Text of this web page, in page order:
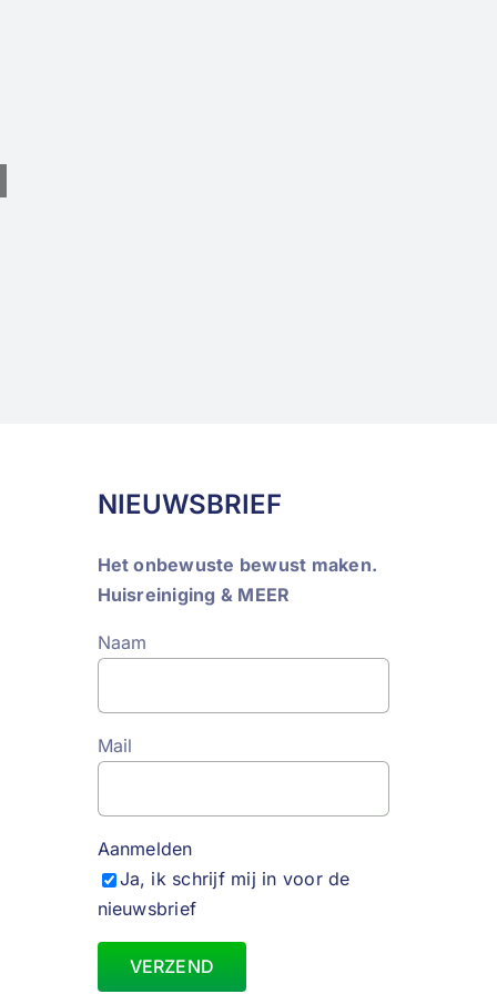
NIEUWSBRIEF
Het onbewuste bewust maken.
Huisreiniging & MEER
Naam
Mail
Aanmelden
Ja, ik schrijf mij in voor de
nieuwsbrief